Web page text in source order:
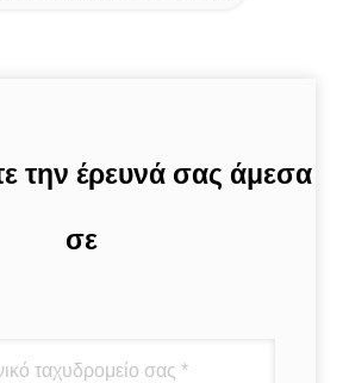
την έρευνά σας άμεσα
σε